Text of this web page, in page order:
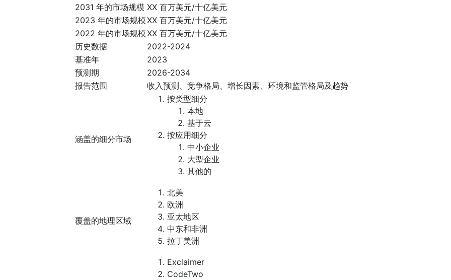
2031 年的市场规模 XX 百万美元/十亿美元
2023 年的市场规模XX 百万美元/十亿美元
2022 年的市场规模XX 百万美元/十亿美元
历史数据
2022-2024
基准年
2023
预测期
2026-2034
报告范围
收入预测、竞争格局、增长因素、环境和监管格局及趋势
涵盖的细分市场
按类型细分
本地
基于云
按应用细分
中小企业
大型企业
其他的
覆盖的地理区域
北美
欧洲
亚太地区
中东和非洲
拉丁美洲
Exclaimer
CodeTwo